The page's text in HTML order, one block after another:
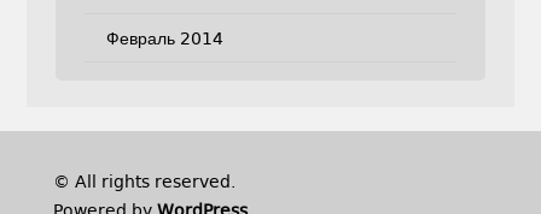
Февраль 2014
© All rights reserved.